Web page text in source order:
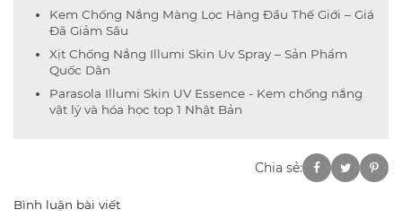
Kem Chống Nắng Màng Lọc Hàng Đầu Thế Giới – Giá
Đã Giảm Sâu
Xịt Chống Nắng Illumi Skin Uv Spray – Sản Phẩm
Quốc Dân
Parasola Illumi Skin UV Essence - Kem chống nắng
vật lý và hóa học top 1 Nhật Bản
Chia sẻ:
Bình luận bài viết